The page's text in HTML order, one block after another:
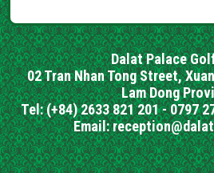
Dalat Palace
02 Tran Nhan Tong Street,
Lam Dong
Tel: (+84) 2633 821 201 - 0797
Email: